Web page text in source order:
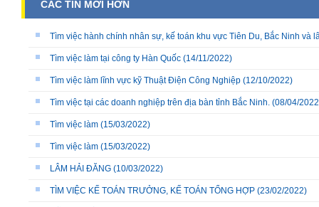
CÁC TIN MỚI HƠN
Tìm việc hành chính nhân sự, kế toán khu vực Tiên Du, Bắc Ninh và
Tìm việc làm tại công ty Hàn Quốc (14/11/2022)
Tìm việc làm lĩnh vực kỹ Thuật Điện Công Nghiệp (12/10/2022)
Tìm việc tại các doanh nghiệp trên địa bàn tỉnh Bắc Ninh. (08/04/
Tìm việc làm (15/03/2022)
Tìm việc làm (15/03/2022)
LÂM HẢI ĐĂNG (10/03/2022)
TÌM VIỆC KẾ TOÁN TRƯỞNG, KẾ TOÁN TỔNG HỢP (23/02/2022)